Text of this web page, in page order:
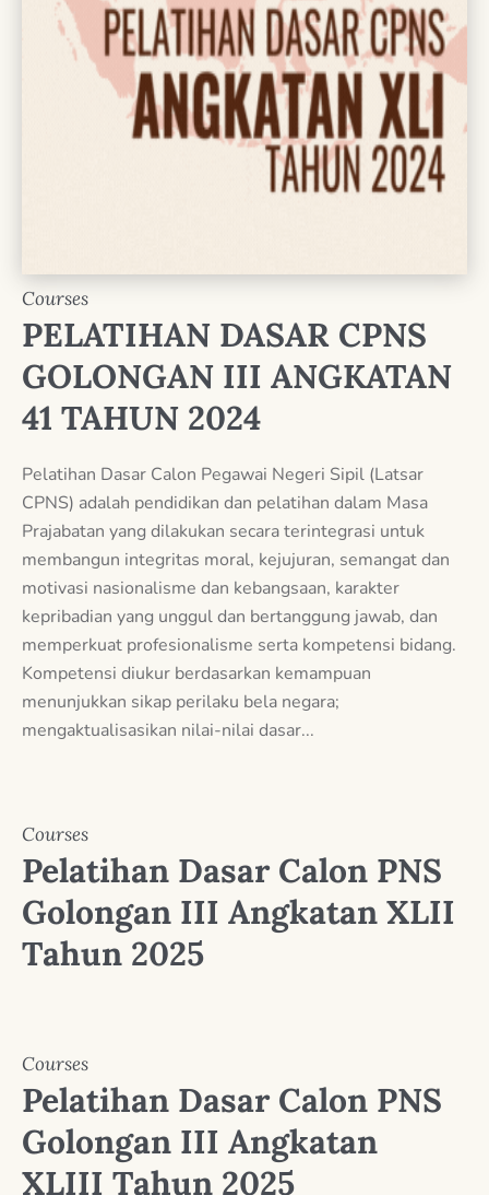
Courses
PELATIHAN DASAR CPNS
GOLONGAN III ANGKATAN
41 TAHUN 2024
Pelatihan Dasar Calon Pegawai Negeri Sipil (Latsar
CPNS) adalah pendidikan dan pelatihan dalam Masa
Prajabatan yang dilakukan secara terintegrasi untuk
membangun integritas moral, kejujuran, semangat dan
motivasi nasionalisme dan kebangsaan, karakter
kepribadian yang unggul dan bertanggung jawab, dan
memperkuat profesionalisme serta kompetensi bidang.
Kompetensi diukur berdasarkan kemampuan
menunjukkan sikap perilaku bela negara;
mengaktualisasikan nilai-nilai dasar...
Courses
Pelatihan Dasar Calon PNS
Golongan III Angkatan XLII
Tahun 2025
Courses
Pelatihan Dasar Calon PNS
Golongan III Angkatan
XLIII Tahun 2025